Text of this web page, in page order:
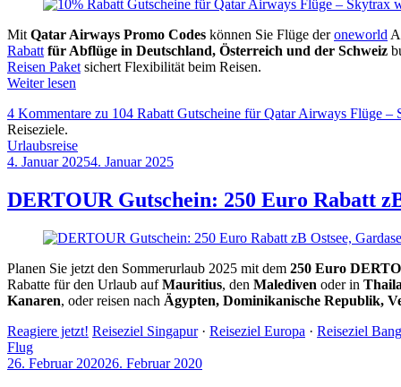
Mit Qatar Airways Promo Codes können Sie Flüge deroneworld
Rabatt für Abflüge in Deutschland, Österreich und der Schweiz
Reisen Paket sichert Flexibilität beim Reisen.
Weiter lesen
4 Kommentare zu 104 Rabatt Gutscheine für Qatar Airways Flüge
Reiseziele.
Urlaubsreise
4. Januar 20254. Januar 2025
Allan
DERTOUR Gutschein: 250 Euro Rabatt
Planen Sie jetzt den Sommerurlaub 2025 mit dem 250 Euro
Rabatte für den Urlaub aufMauritius, den Malediven oder in
Kanaren, oder reisen nach Ägypten, Dominikanische Republik,
Reagiere jetzt! Reiseziel Singapur· Reiseziel Europa · Reiseziel
Flug
26. Februar 202026. Februar 2020